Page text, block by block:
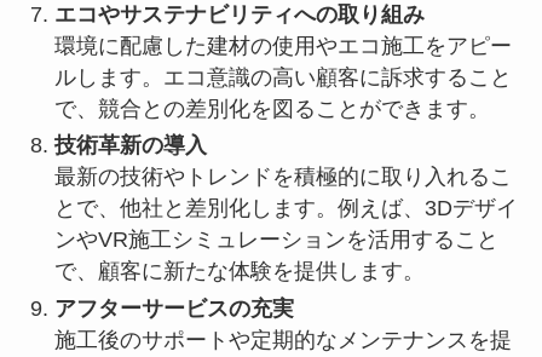
エコやサステナビリティへの取り組み
環境に配慮した建材の使用やエコ施工をアピー
ルします。エコ意識の高い顧客に訴求すること
で、競合との差別化を図ることができます。
技術革新の導入
最新の技術やトレンドを積極的に取り入れるこ
とで、他社と差別化します。例えば、3Dデザイ
ンやVR施工シミュレーションを活用すること
で、顧客に新たな体験を提供します。
アフターサービスの充実
施工後のサポートや定期的なメンテナンスを提